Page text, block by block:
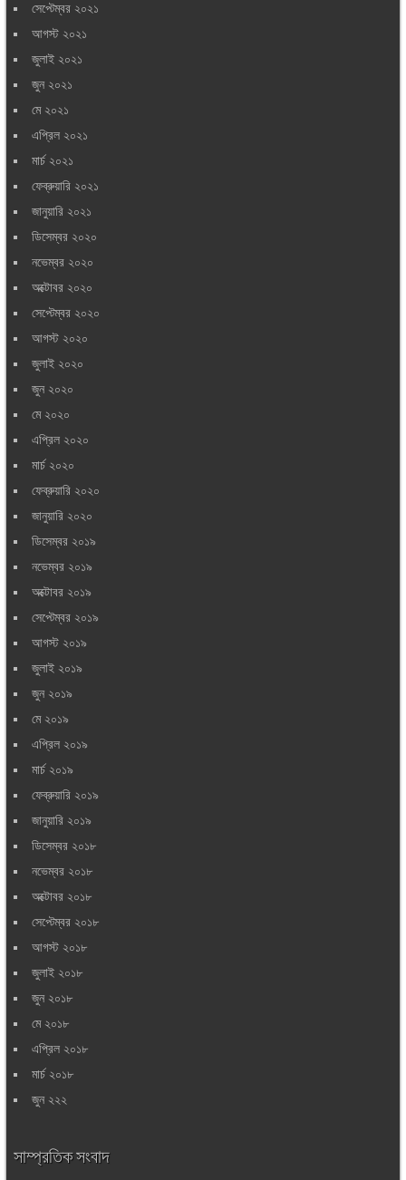
সেপ্টেম্বর ২০২১
আগস্ট ২০২১
জুলাই ২০২১
জুন ২০২১
মে ২০২১
এপ্রিল ২০২১
মার্চ ২০২১
ফেব্রুয়ারি ২০২১
জানুয়ারি ২০২১
ডিসেম্বর ২০২০
নভেম্বর ২০২০
অক্টোবর ২০২০
সেপ্টেম্বর ২০২০
আগস্ট ২০২০
জুলাই ২০২০
জুন ২০২০
মে ২০২০
এপ্রিল ২০২০
মার্চ ২০২০
ফেব্রুয়ারি ২০২০
জানুয়ারি ২০২০
ডিসেম্বর ২০১৯
নভেম্বর ২০১৯
অক্টোবর ২০১৯
সেপ্টেম্বর ২০১৯
আগস্ট ২০১৯
জুলাই ২০১৯
জুন ২০১৯
মে ২০১৯
এপ্রিল ২০১৯
মার্চ ২০১৯
ফেব্রুয়ারি ২০১৯
জানুয়ারি ২০১৯
ডিসেম্বর ২০১৮
নভেম্বর ২০১৮
অক্টোবর ২০১৮
সেপ্টেম্বর ২০১৮
আগস্ট ২০১৮
জুলাই ২০১৮
জুন ২০১৮
মে ২০১৮
এপ্রিল ২০১৮
মার্চ ২০১৮
জুন ২২২
সাম্প্রতিক সংবাদ